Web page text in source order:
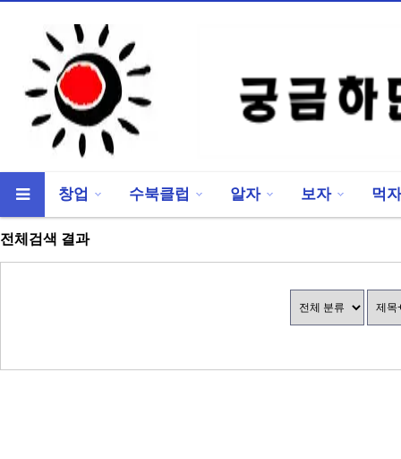
창업 수북클럽 알자 보자
먹자
전체검색 결과